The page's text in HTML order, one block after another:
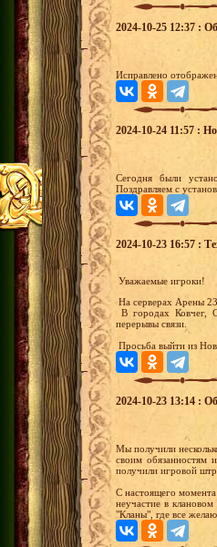
2024-10-25 12:37 :
Исправлено
2024-10-24 11:57 :
Сегодня были
Поздравляем с
2024-10-23 16:57 :
Уважаемые игроки!
На серверах Арены
В городах Ковчег,
перерывы связи.
Просьба выйти из
2024-10-23 13:14 :
Мы получили
своим обязанностям
получили игровой
С настоящего
неучастие в
"Кланы", где все